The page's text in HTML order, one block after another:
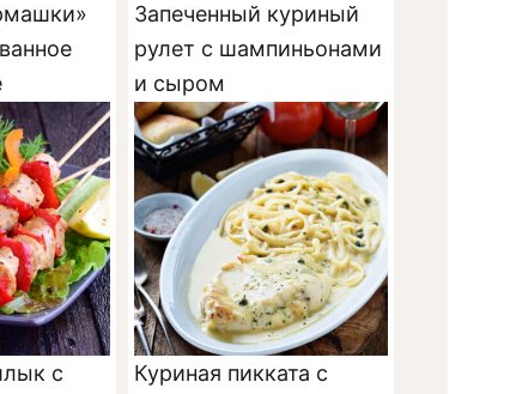
Запеченный куриный
рулет с шампиньонами
и сыром
с
Куриная пикката с